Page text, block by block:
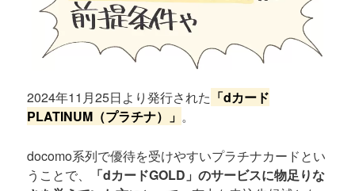
2024年11月25日より発行された 「dカード
PLATINUM（プラチナ）」 。
docomo系列で優待を受けやすいプラチナカードとい
うことで、
「dカードGOLD」のサービスに物足りな